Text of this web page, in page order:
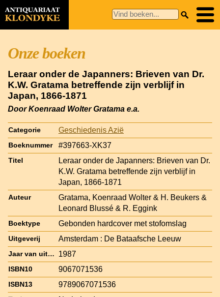
Onze boeken
Leraar onder de Japanners: Brieven van Dr.
K.W. Gratama betreffende zijn verblijf in
Japan, 1866-1871
Door Koenraad Wolter Gratama e.a.
Categorie Geschiedenis Azië
Boeknummer #397663-XK37
Titel
Leraar onder de Japanners: Brieven van Dr.
K.W. Gratama betreffende zijn verblijf in
Japan, 1866-1871
Auteur
Gratama, Koenraad Wolter & H. Beukers &
Leonard Blussé & R. Eggink
Boektype Gebonden hardcover met stofomslag
Uitgeverij Amsterdam : De Bataafsche Leeuw
Jaar van uitgave 1987
ISBN10 9067071536
ISBN13 9789067071536